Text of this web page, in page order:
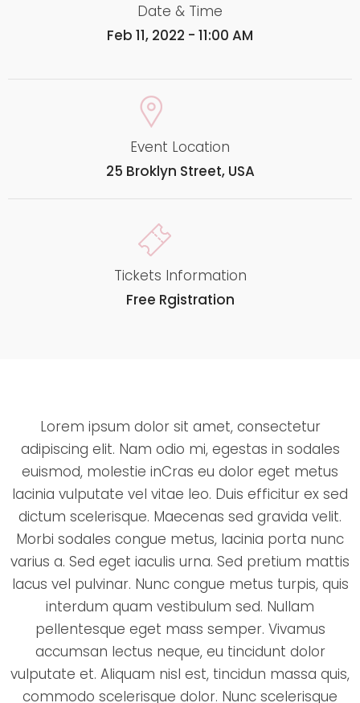
Date & Time
Feb 11, 2022 - 11:00 AM
Event Location
25 Broklyn Street, USA
Tickets Information
Free Rgistration
Lorem ipsum dolor sit amet, consectetur
adipiscing elit. Nam odio mi, egestas in sodales
euismod, molestie inCras eu dolor eget metus
lacinia vulputate vel vitae leo. Duis efficitur ex sed
dictum scelerisque. Maecenas sed gravida velit.
Morbi sodales congue metus, lacinia porta nunc
varius a. Sed eget iaculis urna. Sed pretium mattis
lacus vel pulvinar. Nunc congue metus turpis, quis
interdum quam vestibulum sed. Nullam
pellentesque eget mass semper. Vivamus
accumsan lectus neque, eu tincidunt dolor
vulputate et. Aliquam nisl est, tincidun massa quis,
commodo scelerisque dolor. Nunc scelerisque